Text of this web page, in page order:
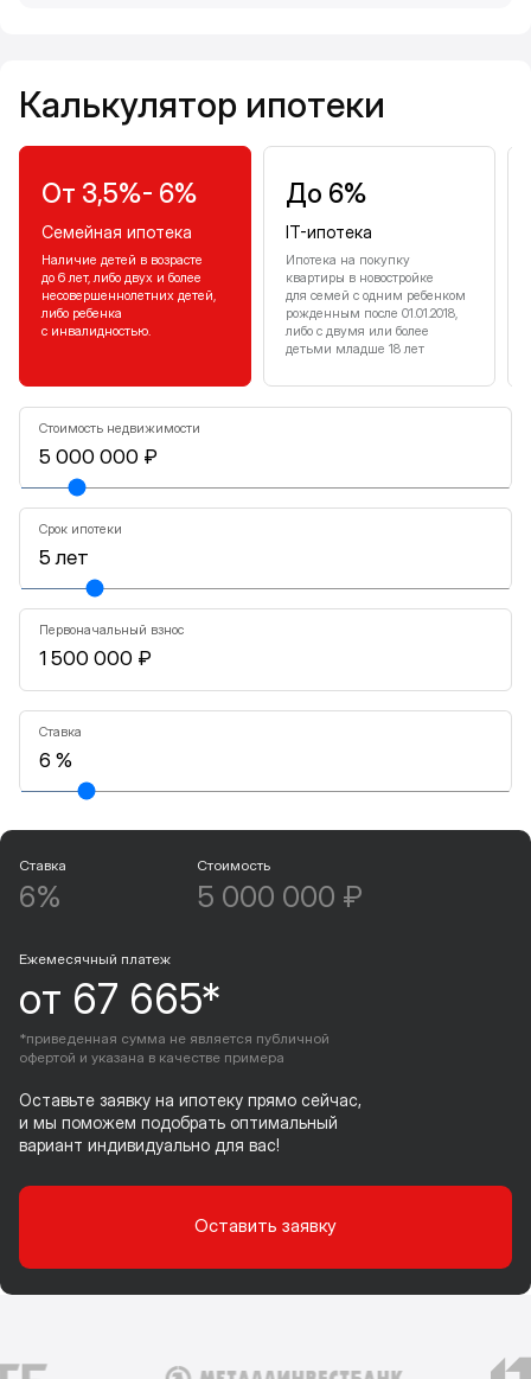
Калькулятор ипотеки
От 3,5%- 6%
Семейная ипотека
Наличие детей в возрасте
до 6 лет, либо двух и более
несовершеннолетних детей,
либо ребенка
с инвалидностью.
До 6%
IT-ипотека
Ипотека на покупку
квартиры в новостройке
для семей с одним ребенком
рожденным после 01.01.2018,
либо с двумя или более
детьми младше 18 лет
Стоимость недвижимости
Срок ипотеки
Первоначальный взнос
Ставка
Ставка
6%
Стоимость
5 000 000 ₽
Ежемесячный платеж
от 67 665*
*приведенная сумма не является публичной
офертой и указана в качестве примера
Оставьте заявку на ипотеку прямо сейчас,
и мы поможем подобрать оптимальный
вариант индивидуально для вас!
Оставить заявку